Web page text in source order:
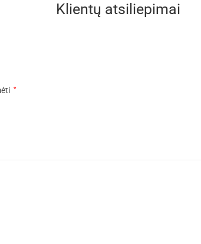
Klientų atsiliepimai
*